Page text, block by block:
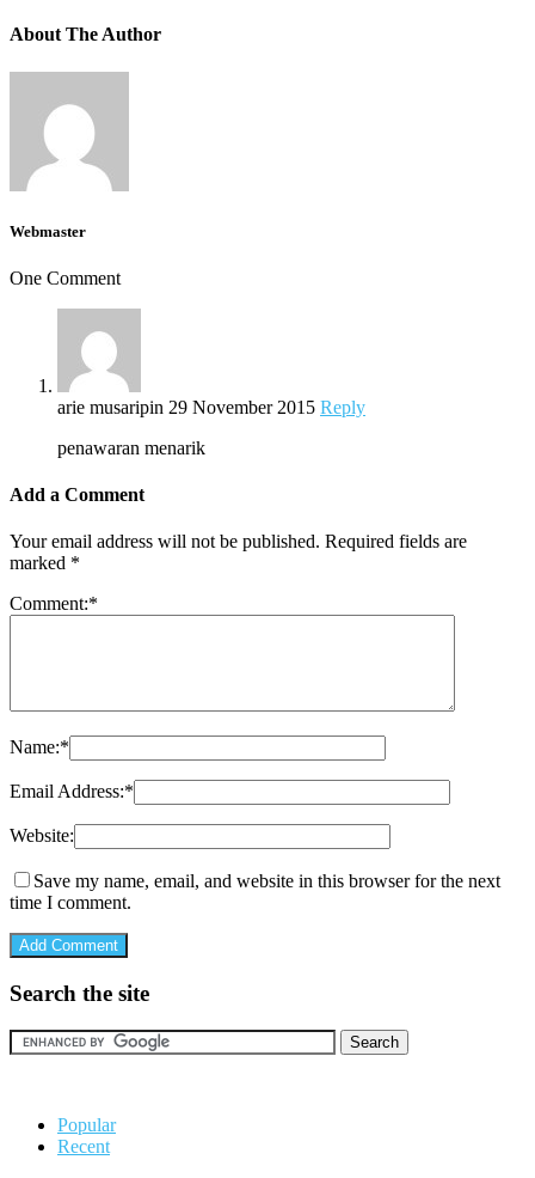
About The Author
Webmaster
One Comment
arie musaripin 29 November 2015 Reply
penawaran menarik
Add a Comment
Your email address will not be published. Required fields are
marked *
Comment:*
Name:*
Email Address:*
Website:
Save my name, email, and website in this browser for the next
time I comment.
Search the site
Popular
Recent